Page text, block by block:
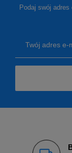
Podaj swój
Twój adres e-